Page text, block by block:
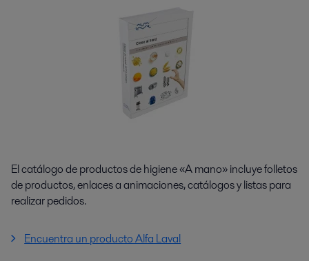
El catálogo de productos de higiene «A mano» incluye folletos
de productos, enlaces a animaciones, catálogos y listas para
realizar pedidos.
Encuentra un producto Alfa Laval